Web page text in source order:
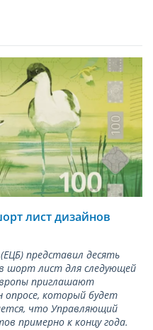
лист дизайнов
представил десять
шорт лист для следующей
приглашают
опросе, который будет
что Управляющий
примерно к концу года.